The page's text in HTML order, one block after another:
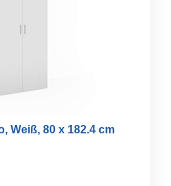
Weiß, 80 x 182.4 cm